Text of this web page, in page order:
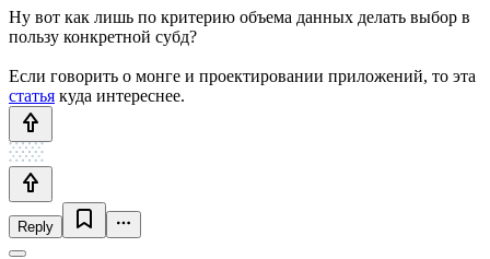
Ну вот как лишь по критерию объема данных делать выбор в
пользу конкретной субд?
Если говорить о монге и проектировании приложений, то эта
статья куда интереснее.
Reply